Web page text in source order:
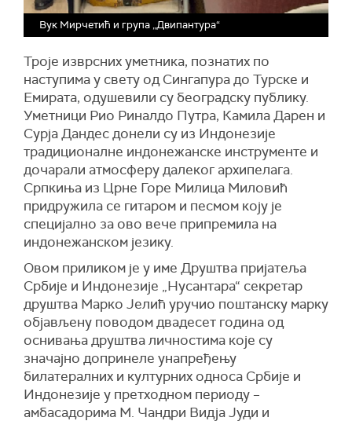
Вук Мирчетић и група „Двипантура“
Троје изврсних уметника, познатих по
наступима у свету од Сингапура до Турске и
Емирата, одушевили су београдску публику.
Уметници Рио Риналдо Путра, Камила Дарен и
Сурја Дандес донели су из Индонезије
традиционалне индонежанске инструменте и
дочарали атмосферу далеког архипелага.
Српкиња из Црне Горе Милица Миловић
придружила се гитаром и песмом коју је
специјално за ово вече припремила на
индонежанском језику.
Овом приликом је у име Друштва пријатеља
Србије и Индонезије „Нусантара“ секретар
друштва Марко Јелић уручио поштанску марку
објављену поводом двадесет година од
оснивања друштва личностима које су
значајно допринеле унапређењу
билатералних и културних односа Србије и
Индонезије у претходном периоду –
амбасадорима М. Чандри Видја Јуди и